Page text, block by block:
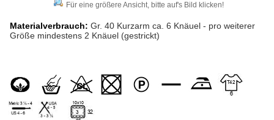
Für eine größere Ansicht, bitte auf's Bild klicken!
Materialverbrauch: Gr. 40 Kurzarm ca. 6 Knäuel - pro weiterer
Größe mindestens 2 Knäuel (gestrickt)